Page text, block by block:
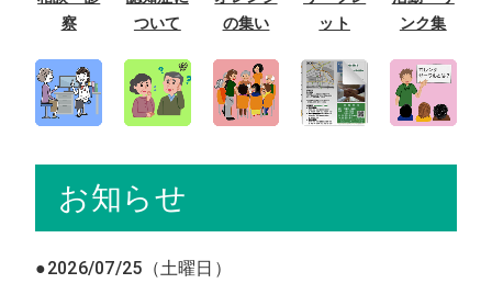
察
ついて
の集い
ット
ンク集
お知らせ
●2026/07/25（土曜日）